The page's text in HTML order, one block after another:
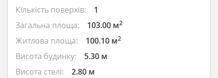
Кількість поверхів:
1
Загальна площа:
103.00 м2
Житлова площа: 100.10 м2
Висота будинку:
5.30 м
Висота стелі:
2.80 м